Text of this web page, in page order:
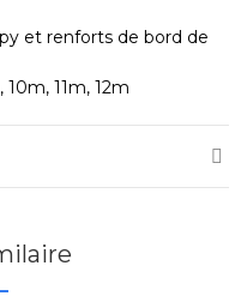
et renforts de bord de
11m, 12m